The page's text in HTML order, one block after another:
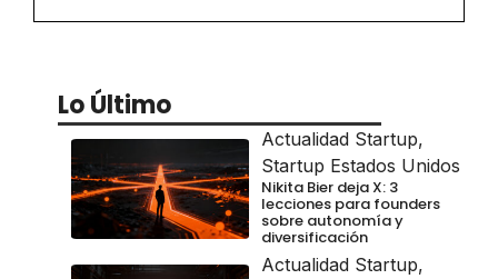
Lo Último
Actualidad Startup,
Startup Estados Unidos
Nikita Bier deja X: 3
lecciones para founders
sobre autonomía y
diversificación
Actualidad Startup,